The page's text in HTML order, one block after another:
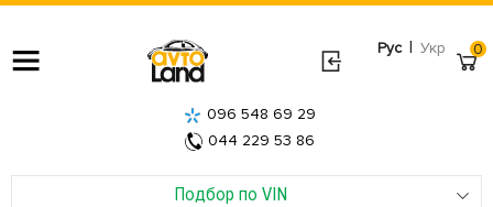
Рус | Укр
Подбор по VIN
096 548 69 29
044 229 53 86
0